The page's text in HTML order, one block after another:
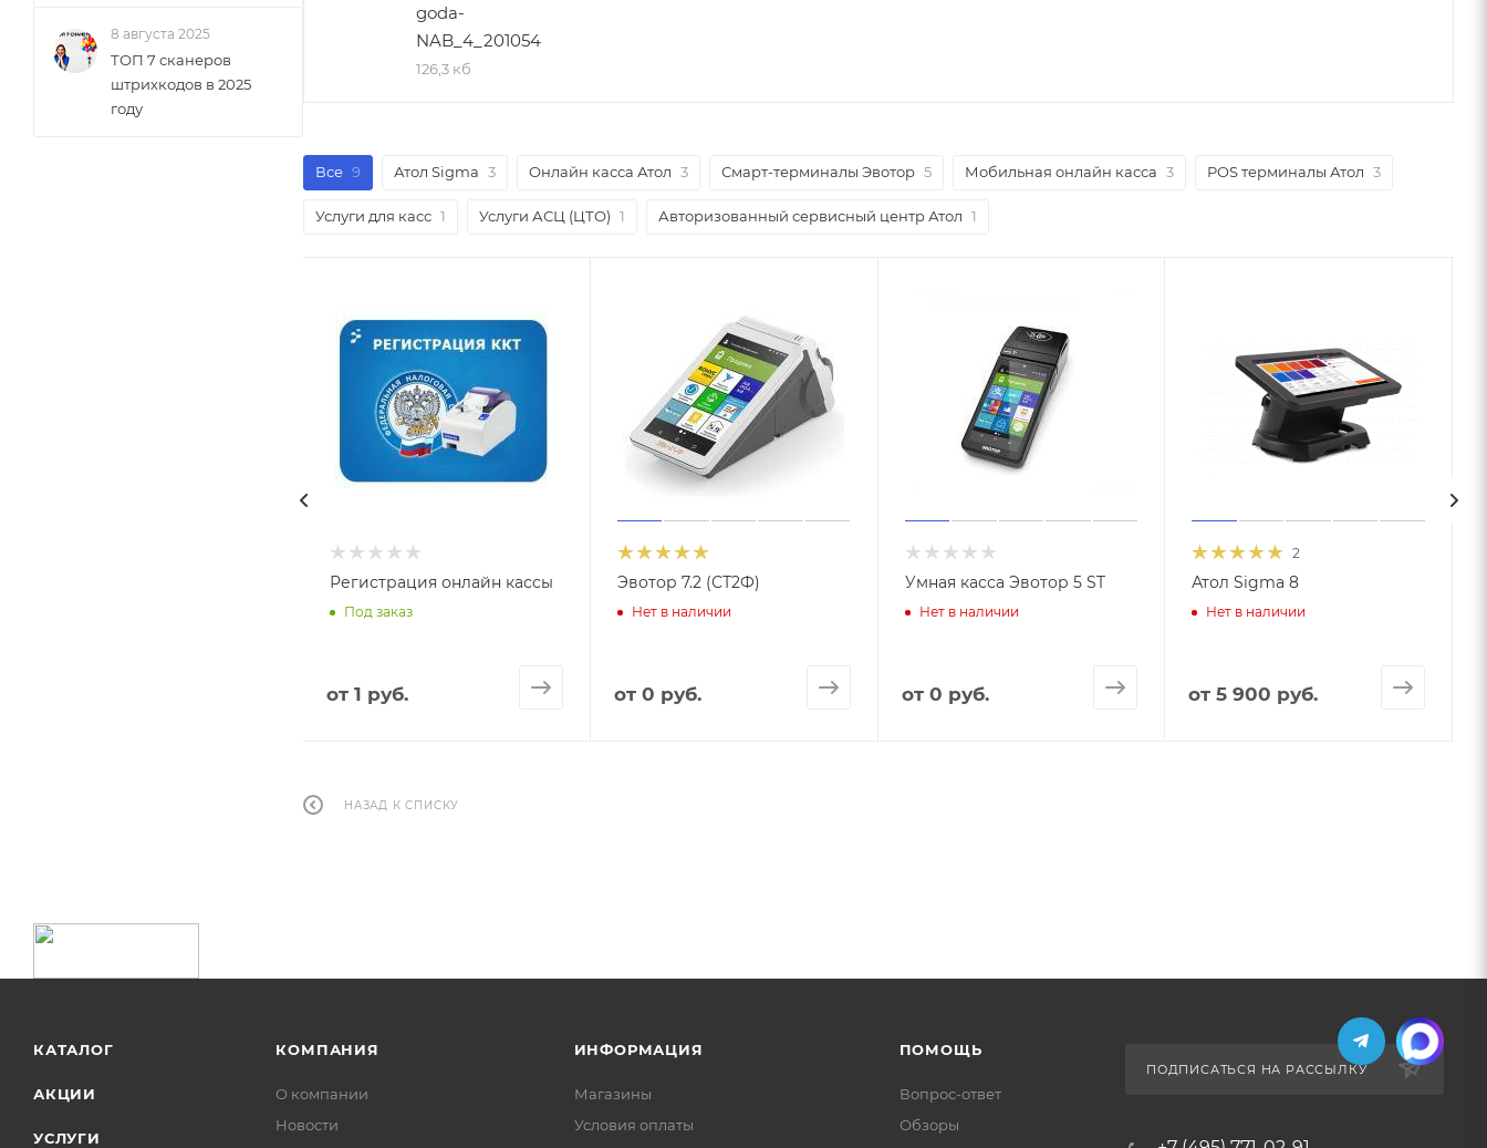
goda-
NAB_4_201054
126,3 кб
Все 9 Атол Sigma 3 Онлайн касса Атол 3 Смарт-терминалы Эвотор 5 Мобильная онлайн касса 3 POS терминалы Атол 3
Услуги для касс 1 Услуги АСЦ (ЦТО) 1 Авторизованный сервисный центр Атол 1
Регистрация онлайн кассы
Под заказ
от 1 руб.
Эвотор 7.2 (СТ2Ф)
Нет в наличии
от 0 руб.
Умная касса Эвотор 5 ST
Нет в наличии
от 0 руб.
2
Атол Sigma 8
Нет в наличии
от5 900 руб.
НАЗАД К СПИСКУ
8 августа 2025
ТОП 7 сканеров
штрихкодов в 2025
году
КАТАЛОГ
АКЦИИ
УСЛУГИ
КОМПАНИЯ
О компании
Новости
ИНФОРМАЦИЯ
Магазины
Условия оплаты
ПОМОЩЬ
Вопрос-ответ
Обзоры
ПОДПИСАТЬСЯ НА РАССЫЛКУ